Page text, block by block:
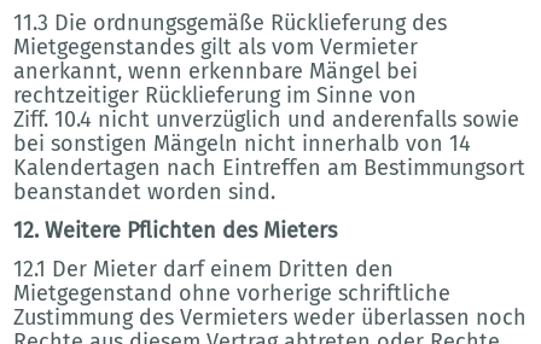
11.3 Die ordnungsgemäße Rücklieferung des
Mietgegenstandes gilt als vom Vermieter
anerkannt, wenn erkennbare Mängel bei
rechtzeitiger Rücklieferung im Sinne von
Ziff. 10.4 nicht unverzüglich und anderenfalls sowie
bei sonstigen Mängeln nicht innerhalb von 14
Kalendertagen nach Eintreffen am Bestimmungsort
beanstandet worden sind.
12. Weitere Pflichten des Mieters
12.1 Der Mieter darf einem Dritten den
Mietgegenstand ohne vorherige schriftliche
Zustimmung des Vermieters weder überlassen noch